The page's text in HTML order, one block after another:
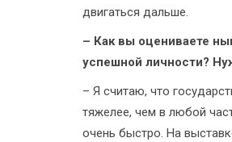
двигаться дальше.
– Как вы оцениваете
успешной личности?
– Я считаю, что
тяжелее, чем в любой
очень быстро. На